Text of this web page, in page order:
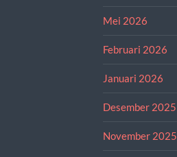
Mei 2026
Februari 2026
Januari 2026
Desember 2025
November 2025